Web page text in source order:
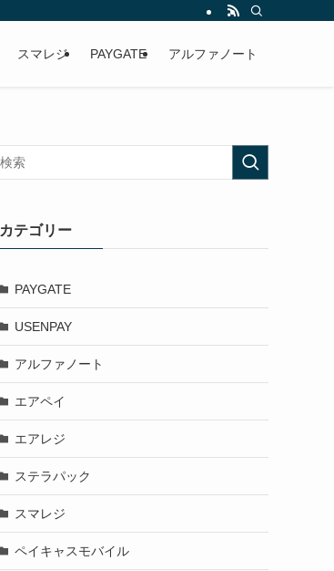
スマレジ PAYGATE アルファノート
カテゴリー
PAYGATE
USENPAY
アルファノート
エアペイ
エアレジ
ステラパック
スマレジ
ペイキャスモバイル